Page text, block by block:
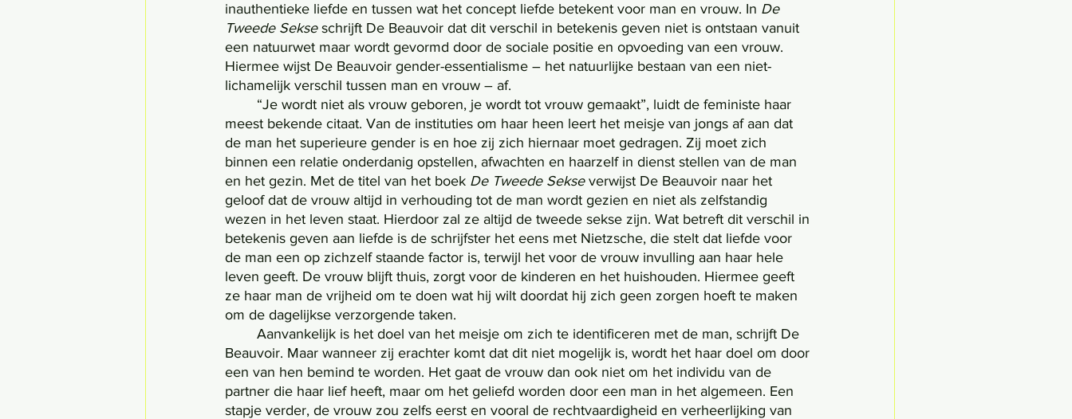
inauthentieke liefde en tussen wat het concept liefde betekent voor man en vrouw. In De
Tweede Sekse schrijft De Beauvoir dat dit verschil in betekenis geven niet is ontstaan vanuit
een natuurwet maar wordt gevormd door de sociale positie en opvoeding van een vrouw.
Hiermee wijst De Beauvoir gender-essentialisme – het natuurlijke bestaan van een niet-
lichamelijk verschil tussen man en vrouw – af.
meest bekende citaat. Van de instituties om haar heen leert het meisje van jongs af aan dat
de man het superieure gender is en hoe zij zich hiernaar moet gedragen. Zij moet zich
binnen een relatie onderdanig opstellen, afwachten en haarzelf in dienst stellen van de man
en het gezin. Met de titel van het boek De Tweede Sekse verwijst De Beauvoir naar het
geloof dat de vrouw altijd in verhouding tot de man wordt gezien en niet als zelfstandig
wezen in het leven staat. Hierdoor zal ze altijd de tweede sekse zijn. Wat betreft dit verschil in
betekenis geven aan liefde is de schrijfster het eens met Nietzsche, die stelt dat liefde voor
de man een op zichzelf staande factor is, terwijl het voor de vrouw invulling aan haar hele
leven geeft. De vrouw blijft thuis, zorgt voor de kinderen en het huishouden. Hiermee geeft
ze haar man de vrijheid om te doen wat hij wilt doordat hij zich geen zorgen hoeft te maken
om de dagelijkse verzorgende taken.
Beauvoir. Maar wanneer zij erachter komt dat dit niet mogelijk is, wordt het haar doel om door
een van hen bemind te worden. Het gaat de vrouw dan ook niet om het individu van de
partner die haar lief heeft, maar om het geliefd worden door een man in het algemeen. Een
stapje verder, de vrouw zou zelfs eerst en vooral de rechtvaardigheid en verheerlijking van